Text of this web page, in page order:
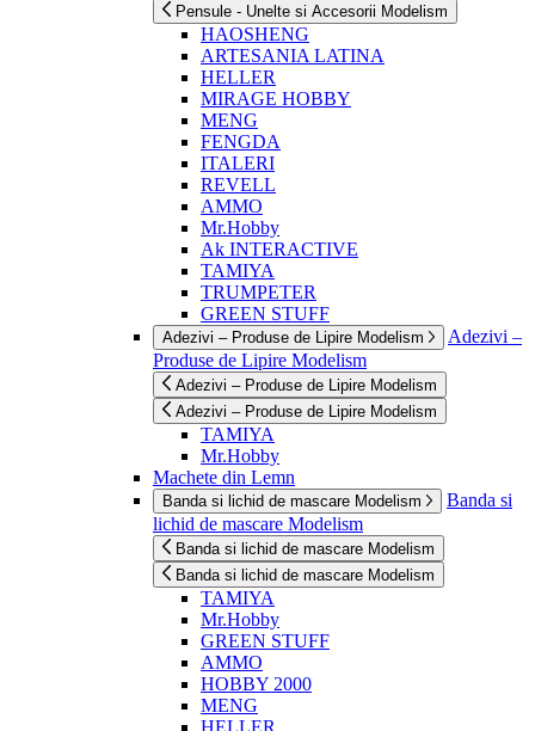
Pensule - Unelte si Accesorii Modelism
HAOSHENG
ARTESANIA LATINA
HELLER
MIRAGE HOBBY
MENG
FENGDA
ITALERI
REVELL
AMMO
Mr.Hobby
Ak INTERACTIVE
TAMIYA
TRUMPETER
GREEN STUFF
Adezivi – Produse de Lipire Modelism
Adezivi –
Produse de Lipire Modelism
Adezivi – Produse de Lipire Modelism
Adezivi – Produse de Lipire Modelism
TAMIYA
Mr.Hobby
Machete din Lemn
Banda si lichid de mascare Modelism
Banda si
lichid de mascare Modelism
Banda si lichid de mascare Modelism
Banda si lichid de mascare Modelism
TAMIYA
Mr.Hobby
GREEN STUFF
AMMO
HOBBY 2000
MENG